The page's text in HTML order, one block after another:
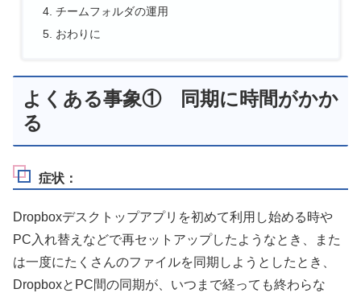
チームフォルダの運用
おわりに
よくある事象① 同期に時間がかか
る
症状：
Dropboxデスクトップアプリを初めて利用し始める時や
PC入れ替えなどで再セットアップしたようなとき、また
は一度にたくさんのファイルを同期しようとしたとき、
DropboxとPC間の同期が、いつまで経っても終わらな